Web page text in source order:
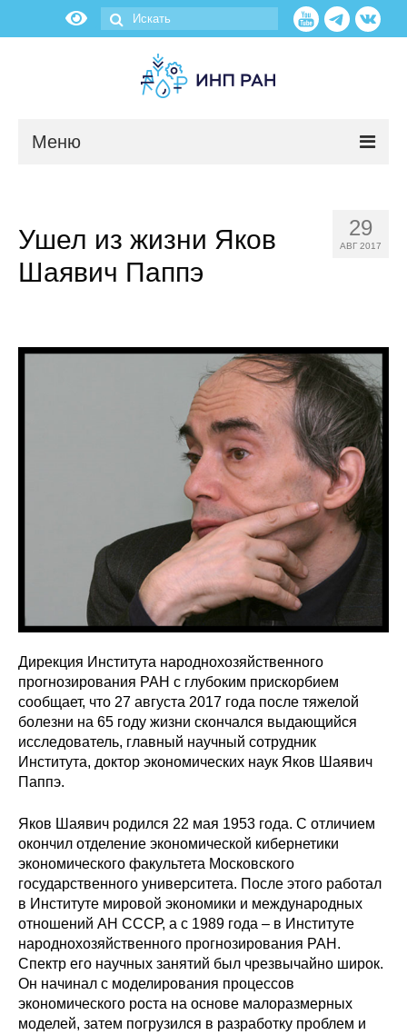
Меню
О нас
Об институте
Противодействие коррупции
Материалы для СМИ
Публикации
Научная жизнь
Проблемы прогнозирования
О журнале
Редакционная этика
Информация для авторов
Общие требования
Стандарты оформления
Научные труды
29
АВГ 2017
Ушел из жизни Яков
Шаявич Паппэ
Дирекция Института народнохозяйственного
прогнозирования РАН с глубоким прискорбием
сообщает, что 27 августа 2017 года после тяжелой
болезни на 65 году жизни скончался выдающийся
исследователь, главный научный сотрудник
Института, доктор экономических наук Яков Шаявич
Паппэ.
Яков Шаявич родился 22 мая 1953 года. С отличием
окончил отделение экономической кибернетики
экономического факультета Московского
государственного университета. После этого работал
в Институте мировой экономики и международных
отношений АН СССР, а с 1989 года – в Институте
народнохозяйственного прогнозирования РАН.
Спектр его научных занятий был чрезвычайно широк.
Он начинал с моделирования процессов
экономического роста на основе малоразмерных
моделей, затем погрузился в разработку проблем и